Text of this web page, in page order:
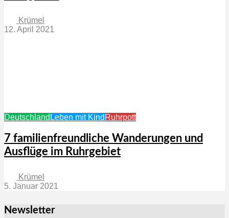
Krümel
12. April 2021
Deutschland Leben mit Kind Ruhrpott
7 familienfreundliche Wanderungen und
Ausflüge im Ruhrgebiet
Krümel
5. Januar 2021
Newsletter